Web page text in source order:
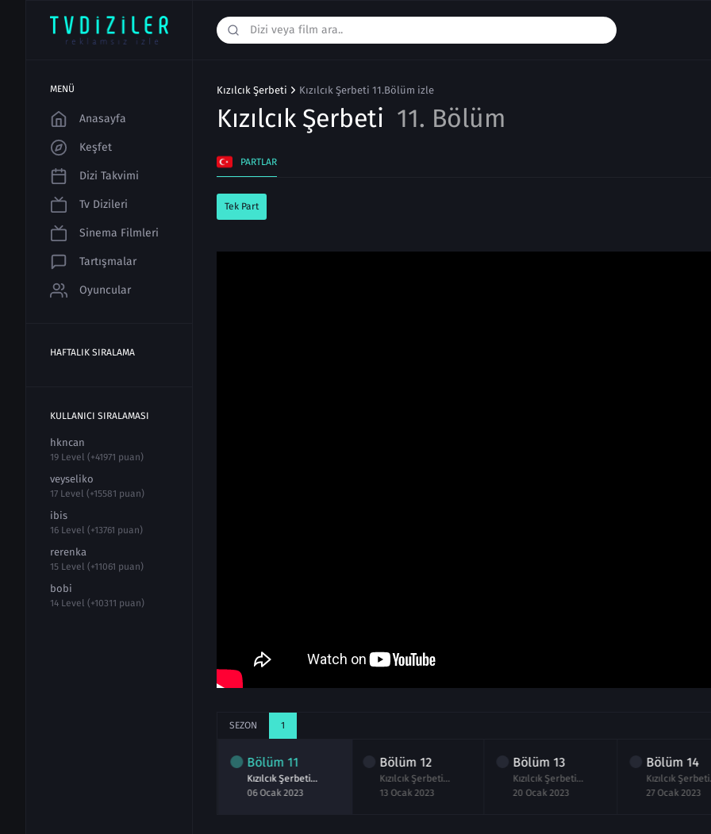
MENÜ
Anasayfa
Keşfet
Dizi Takvimi
Tv Dizileri
Sinema Filmleri
Tartışmalar
Oyuncular
HAFTALIK SIRALAMA
KULLANICI SIRALAMASI
hkncan
19 Level (+41971 puan)
veyseliko
17 Level (+15581 puan)
ibis
16 Level (+13761 puan)
rerenka
15 Level (+11061 puan)
bobi
14 Level (+10311 puan)
Kızılcık Şerbeti Kızılcık Şerbeti 11.Bölüm izle
Kızılcık Şerbeti 11. Bölüm
PARTLAR
Tek Part
SEZON 1
Bölüm 11
Kızılcık Şerbeti 11.Bölüm izle
06 Ocak 2023
Bölüm12
Kızılcık Şerbeti 12.Bölüm izle
13 Ocak 2023
Bölüm13
Kızılcık Şerbeti 13.Bölüm izle
20 Ocak 2023
Bölüm 14
27 Ocak 2023